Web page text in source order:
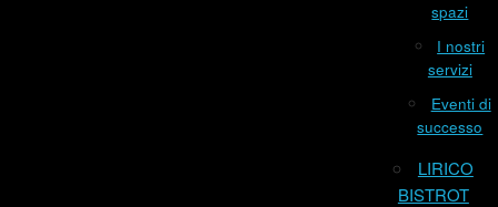
spazi
I nostri
servizi
Eventi di
successo
LIRICO
BISTROT